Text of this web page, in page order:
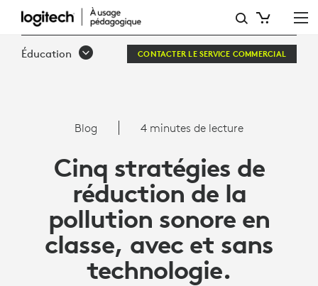
CINQ STRATÉGIES
DE
POLLUTION
SONORE
CLASSE,
AVEC
Éducation CONTACTER LE SERVICE COMMERCIAL
Blog 4 minutes de lecture
Cinq stratégies de
réduction de la
pollution sonore en
classe, avec et sans
technologie.